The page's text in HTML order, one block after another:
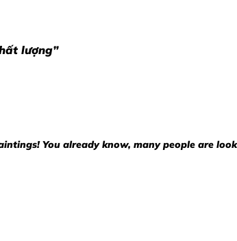
lượng”
You already know, many people are